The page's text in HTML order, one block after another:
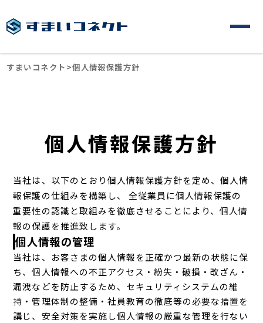
すまいコネクト >個人情報保護方針
個人情報保護方針
当社は、以下のとおり個人情報保護方針を定め、個人情
報保護の仕組みを構築し、 全従業員に個人情報保護の
重要性の認識と取組みを徹底させることにより、個人情
報の保護を推進致します。
個人情報の管理
当社は、お客さまの個人情報を正確かつ最新の状態に保
ち、個人情報への不正アクセス・紛失・破損・改ざん・
漏洩などを防止するため、セキュリティシステムの維
持・管理体制の整備・社員教育の徹底等の必要な措置を
講じ、安全対策を実施し個人情報の厳重な管理を行ない